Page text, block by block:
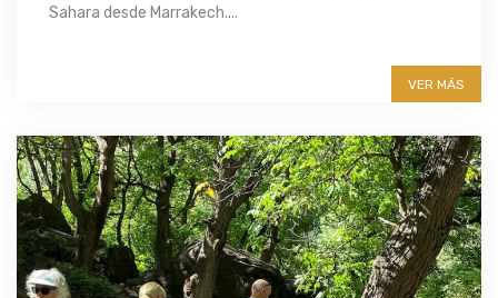
Sahara desde Marrakech....
VER MÁS